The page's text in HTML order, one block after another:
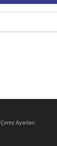
Çerez Ayarları